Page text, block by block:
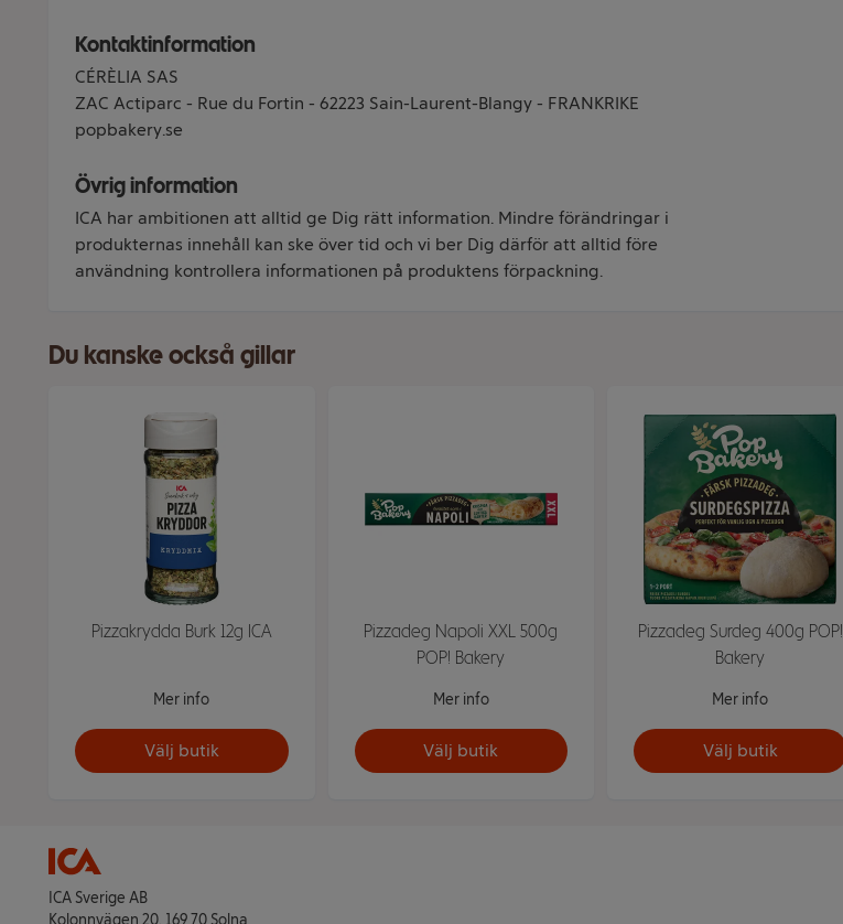
Kontaktinformation
CÉRÈLIA SAS
ZAC Actiparc - Rue du Fortin - 62223 Sain-Laurent-Blangy - FRANKRIKE
popbakery.se
Övrig information
ICA har ambitionen att alltid ge Dig rätt information. Mindre förändringar i
produkternas innehåll kan ske över tid och vi ber Dig därför att alltid före
användning kontrollera informationen på produktens förpackning.
Du kanske också gillar
Pizzakrydda Burk 12g ICA
Mer info
Välj butik
Pizzadeg Napoli XXL 500g
POP! Bakery
Mer info
Välj butik
Pizzadeg Surdeg 400g POP!
Bakery
Mer info
Välj butik
ICA Sverige AB
Kolonnvägen 20, 169 70 Solna